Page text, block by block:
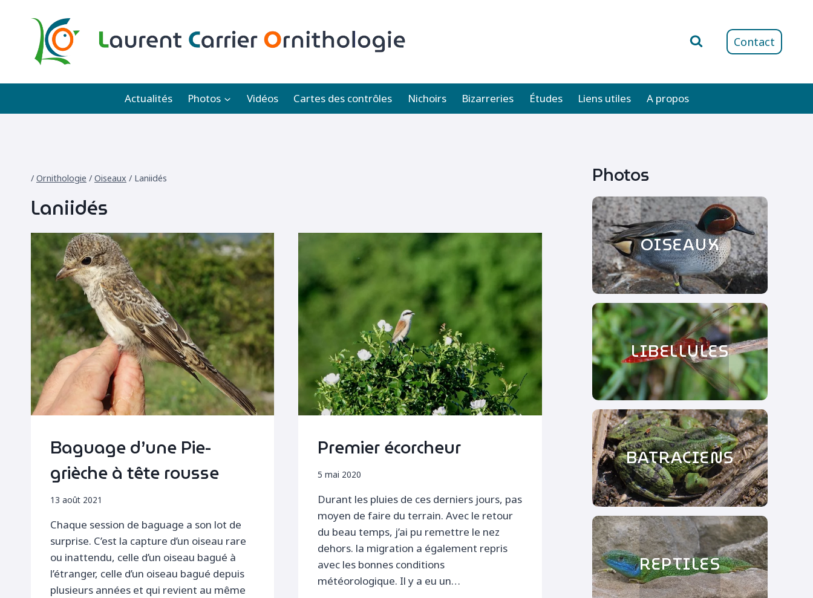
Contact
Actualités Photos Vidéos Cartes des contrôles Nichoirs Bizarreries Études Liens utiles A propos
/ Ornithologie / Oiseaux / Laniidés
Laniidés
Baguage d’une Pie-
grièche à tête rousse
13 août 2021
Chaque session de baguage a son lot de
surprise. C’est la capture d’un oiseau rare
ou inattendu, celle d’un oiseau bagué à
l’étranger, celle d’un oiseau bagué depuis
plusieurs années et qui revient au même
Premier écorcheur
5 mai 2020
Durant les pluies de ces derniers jours, pas
moyen de faire du terrain. Avec le retour
du beau temps, j’ai pu remettre le nez
dehors. la migration a également repris
avec les bonnes conditions
météorologique. Il y a eu un…
Photos
OISEAUX
LIBELLULES
BATRACIENS
REPTILES